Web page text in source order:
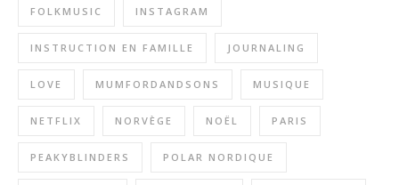
FOLKMUSIC INSTAGRAM
INSTRUCTION EN FAMILLE JOURNALING
LOVE MUMFORDANDSONS MUSIQUE
NETFLIX NORVÈGE NOËL PARIS
PEAKYBLINDERS POLAR NORDIQUE